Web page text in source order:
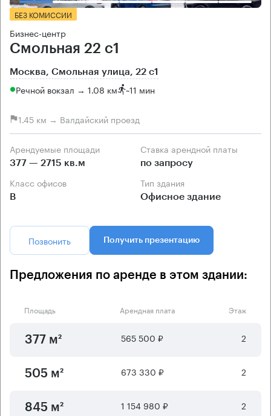
БЕЗ КОМИССИИ
Бизнес-центр
Смольная 22 с1
Москва, Смольная улица, 22 с1
Речной вокзал → 1.08 км ~11 мин
1.45 км → Валдайский проезд
Арендуемые площади
377 — 2715 кв.м
Ставка арендной платы
по запросу
Класс офисов
B
Тип здания
Офисное здание
Позвонить Получить презентацию
Предложения по аренде в этом здании:
Площадь Арендная плата Этаж
377 м² 565 500 ₽ 2
505 м² 673 330 ₽ 2
845 м² 1 154 980 ₽ 2